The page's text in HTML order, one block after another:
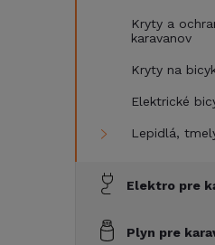
Kryty a
karavanov
Kryty na
Elektrické
Lepidlá,
Elektro pre
Plyn pre